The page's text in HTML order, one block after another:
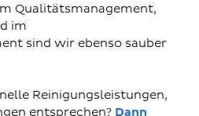
Qualitätsmanagement,
im
sind wir ebenso sauber
Reinigungsleistungen,
entsprechen? Dann